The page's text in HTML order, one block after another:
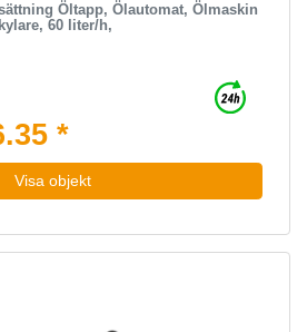
Öltapp, Ölautomat, Ölmaskin
60 liter/h,
*
Visa objekt